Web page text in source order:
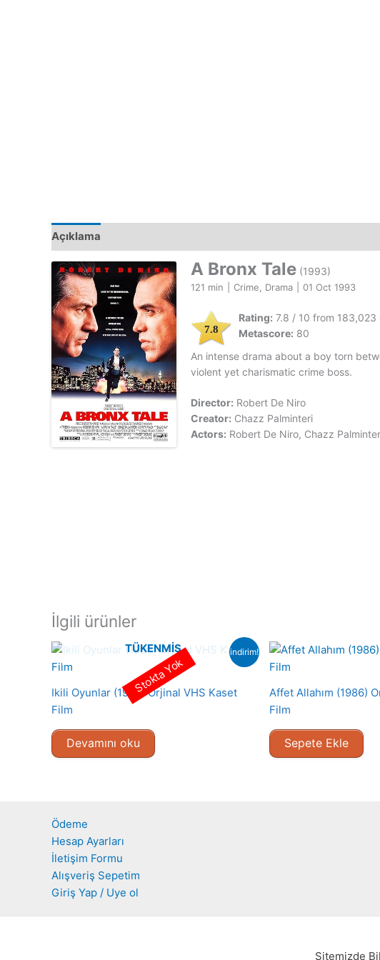
Açıklama
A Bronx Tale (1993)
121 min Crime, Drama 01 Oct 1993
7.8
Rating: 7.8 / 10 from 183,023
Metascore: 80
An intense drama about a boy torn
violent yet charismatic crime boss.
Director: Robert De Niro
Creator: Chazz Palminteri
Actors: Robert De Niro, Chazz
İlgili ürünler
indirim!
TÜKENMIŞ
Ikili Oyunlar (1989) Orjinal VHS Kaset
Film
Devamını oku
Stokta Yok
Affet Allahım (1986)
Film
Sepete Ekle
Ödeme
Hesap Ayarları
İletişim Formu
Alışveriş Sepetim
Giriş Yap / Uye ol
Sitemizde